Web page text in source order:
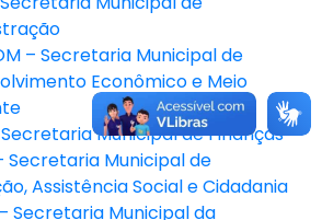
– Secretaria Municipal de
Econômico e Meio
Secretaria Municipal de Finanças
Secretaria Municipal de
Assistência Social e Cidadania
– Secretaria Municipal da